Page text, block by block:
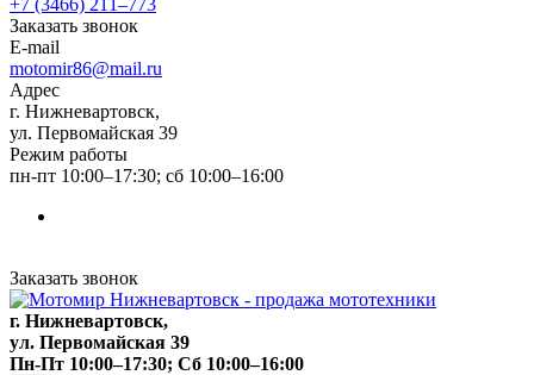
+7 (3466) 211‒773
Заказать звонок
E-mail
motomir86@mail.ru
Адрес
г. Нижневартовск,
ул. Первомайская 39
Режим работы
пн-пт 10:00–17:30; сб 10:00–16:00
Заказать звонок
г. Нижневартовск,
ул. Первомайская 39
Пн-Пт 10:00–17:30; Сб 10:00–16:00